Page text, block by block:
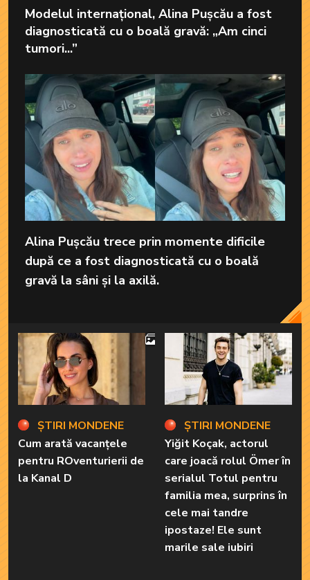
Modelul internațional, Alina Pușcău a fost
diagnosticată cu o boală gravă: „Am cinci
tumori...”
Alina Pușcău trece prin momente dificile
după ce a fost diagnosticată cu o boală
gravă la sâni și la axilă.
ȘTIRI MONDENE
Cum arată vacanțele
pentru ROventurierii de
la Kanal D
ȘTIRI MONDENE
Yiğit Koçak, actorul
care joacă rolul Ömer în
serialul Totul pentru
familia mea, surprins în
cele mai tandre
ipostaze! Ele sunt
marile sale iubiri